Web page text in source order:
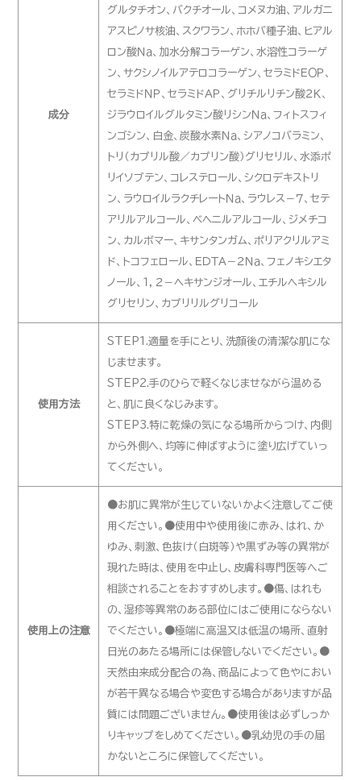
成分
グルタチオン、バクチオール、コメヌカ油、アルガニ
アスピノサ核油、スクワラン、ホホバ種子油、ヒアル
ロン酸Ｎａ、加水分解コラーゲン、水溶性コラーゲ
ン、サクシノイルアテロコラーゲン、セラミドＥＯＰ、
セラミドＮＰ、セラミドＡＰ、グリチルリチン酸２Ｋ、
ジラウロイルグルタミン酸リシンＮａ、フィトスフィ
ンゴシン、白金、炭酸水素Ｎａ、シアノコバラミン、
トリ（カプリル酸／カプリン酸）グリセリル、水添ポ
リイソブテン、コレステロール、シクロデキストリ
ン、ラウロイルラクチレートＮａ、ラウレス－７、セテ
アリルアルコール、ベヘニルアルコール、ジメチコ
ン、カルボマー、キサンタンガム、ポリアクリルアミ
ド、トコフェロール、ＥＤＴＡ－２Ｎａ、フェノキシエタ
ノール、１，２－ヘキサンジオール、エチルヘキシル
グリセリン、カプリリルグリコール
使用方法
STEP1.適量を手にとり、洗顔後の清潔な肌にな
じませます。
STEP2.手のひらで軽くなじませながら温める
と、肌に良くなじみます。
STEP3.特に乾燥の気になる場所からつけ、内側
から外側へ、均等に伸ばすように塗り広げていっ
てください。
使用上の注意
●お肌に異常が生じていないかよく注意してご使
用ください。●使用中や使用後に赤み、はれ、か
ゆみ、刺激、色抜け（白斑等）や黒ずみ等の異常が
現れた時は、使用を中止し、皮膚科専門医等へご
相談されることをおすすめします。●傷、はれも
の、湿疹等異常のある部位にはご使用にならない
でください。●極端に高温又は低温の場所、直射
日光のあたる場所には保管しないでください。●
天然由来成分配合の為、商品によって色やにおい
が若干異なる場合や変色する場合がありますが品
質には問題ございません。●使用後は必ずしっか
りキャップをしめてください。●乳幼児の手の届
かないところに保管してください。